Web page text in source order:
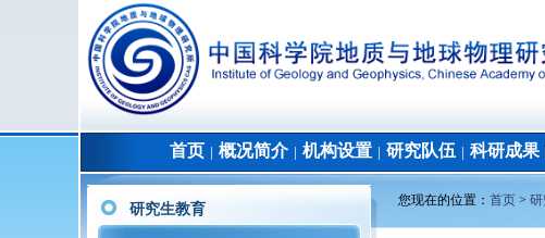
首页 概况简介│ 机构设置 研究队伍 科研成果
研究生教育
您现在的位置： 首页 >